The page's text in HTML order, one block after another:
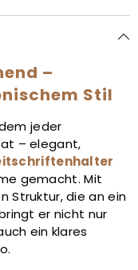
–
Stil
jeder
– elegant,
gemacht. Mit
Struktur, die an ein
er nicht nur
ein klares